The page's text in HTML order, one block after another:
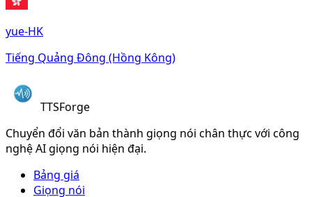
yue-HK
Tiếng Quảng Đông (Hồng Kông)
TTSForge
Chuyển đổi văn bản thành giọng nói chân thực với công
nghệ AI giọng nói hiện đại.
Bảng giá
Giọng nói